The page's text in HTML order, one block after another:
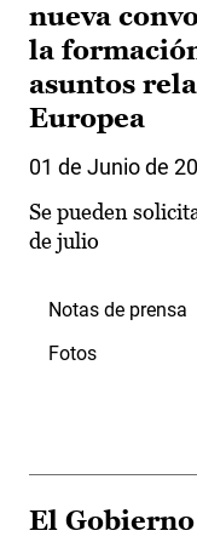
nueva
la
asuntos
Europea
01 de Junio de
Se pueden
de julio
Notas de prensa
Fotos
El